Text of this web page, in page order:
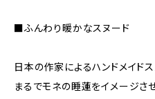
■ふんわり暖かなスヌード
日本の作家によるハンドメイド
まるでモネの睡蓮をイメージさ